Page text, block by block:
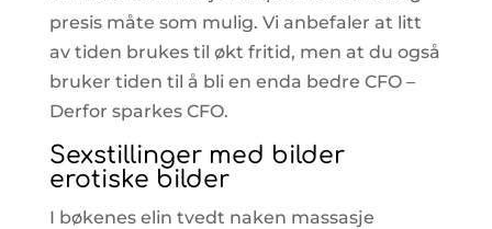
presis måte som mulig. Vi anbefaler at litt
av tiden brukes til økt fritid, men at du også
bruker tiden til å bli en enda bedre CFO –
Derfor sparkes CFO.
Sexstillinger med bilder
erotiske bilder
I bøkenes elin tvedt naken massasje